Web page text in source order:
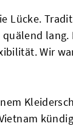
Lücke.
Wir